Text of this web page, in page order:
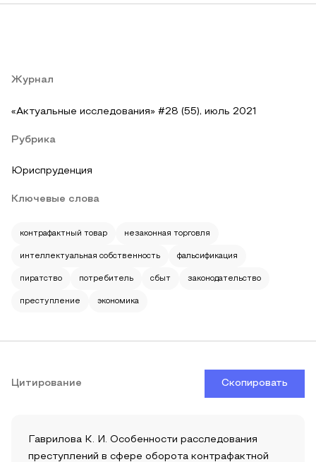
Журнал
«Актуальные исследования» #28 (55), июль 2021
Рубрика
Юриспруденция
Ключевые слова
контрафактный товар незаконная торговля
интеллектуальная собственность фальсификация
пиратство потребитель сбыт законодательство
преступление экономика
Цитирование Скопировать
Гаврилова К. И. Особенности расследования
преступлений в сфере оборота контрафактной